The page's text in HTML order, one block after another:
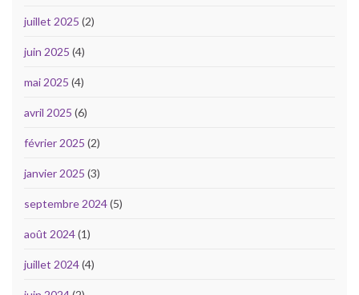
juillet 2025 (2)
juin 2025 (4)
mai 2025 (4)
avril 2025 (6)
février 2025 (2)
janvier 2025 (3)
septembre 2024(5)
août 2024(1)
juillet 2024(4)